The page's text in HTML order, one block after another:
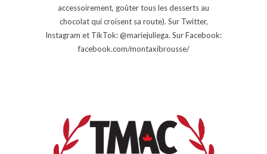
accessoirement, goûter tous les desserts au
chocolat qui croisent sa route). Sur Twitter,
Instagram et TikTok: @mariejuliega. Sur Facebook:
facebook.com/montaxibrousse/